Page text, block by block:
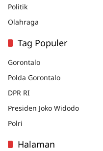
Politik
Olahraga
Tag Populer
Gorontalo
Polda Gorontalo
DPR RI
Presiden Joko Widodo
Polri
Halaman